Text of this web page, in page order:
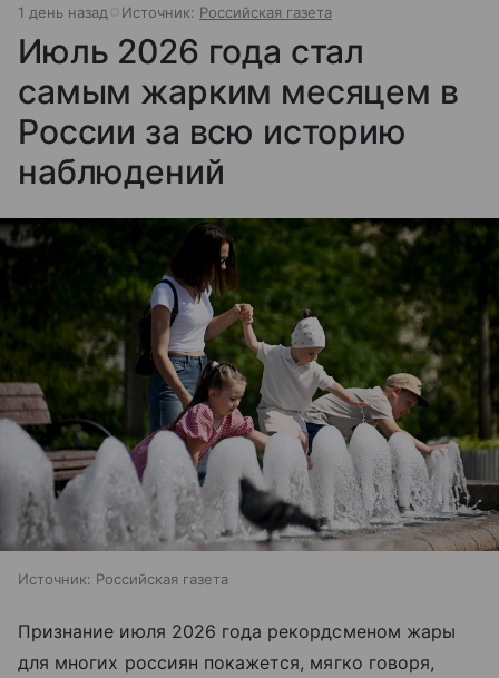
1 день назад Источник: Российская газета
Июль 2026 года стал
самым жарким месяцем в
России за всю историю
наблюдений
Источник: Российская газета
Признание июля 2026 года рекордсменом жары
для многих россиян покажется, мягко говоря,